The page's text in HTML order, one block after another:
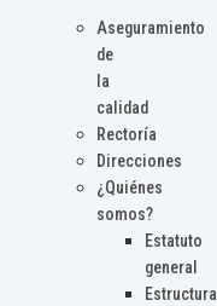
Aseguramiento
de
la
calidad
Rectoría
Direcciones
¿Quiénes
somos?
Estatuto
general
Estructura